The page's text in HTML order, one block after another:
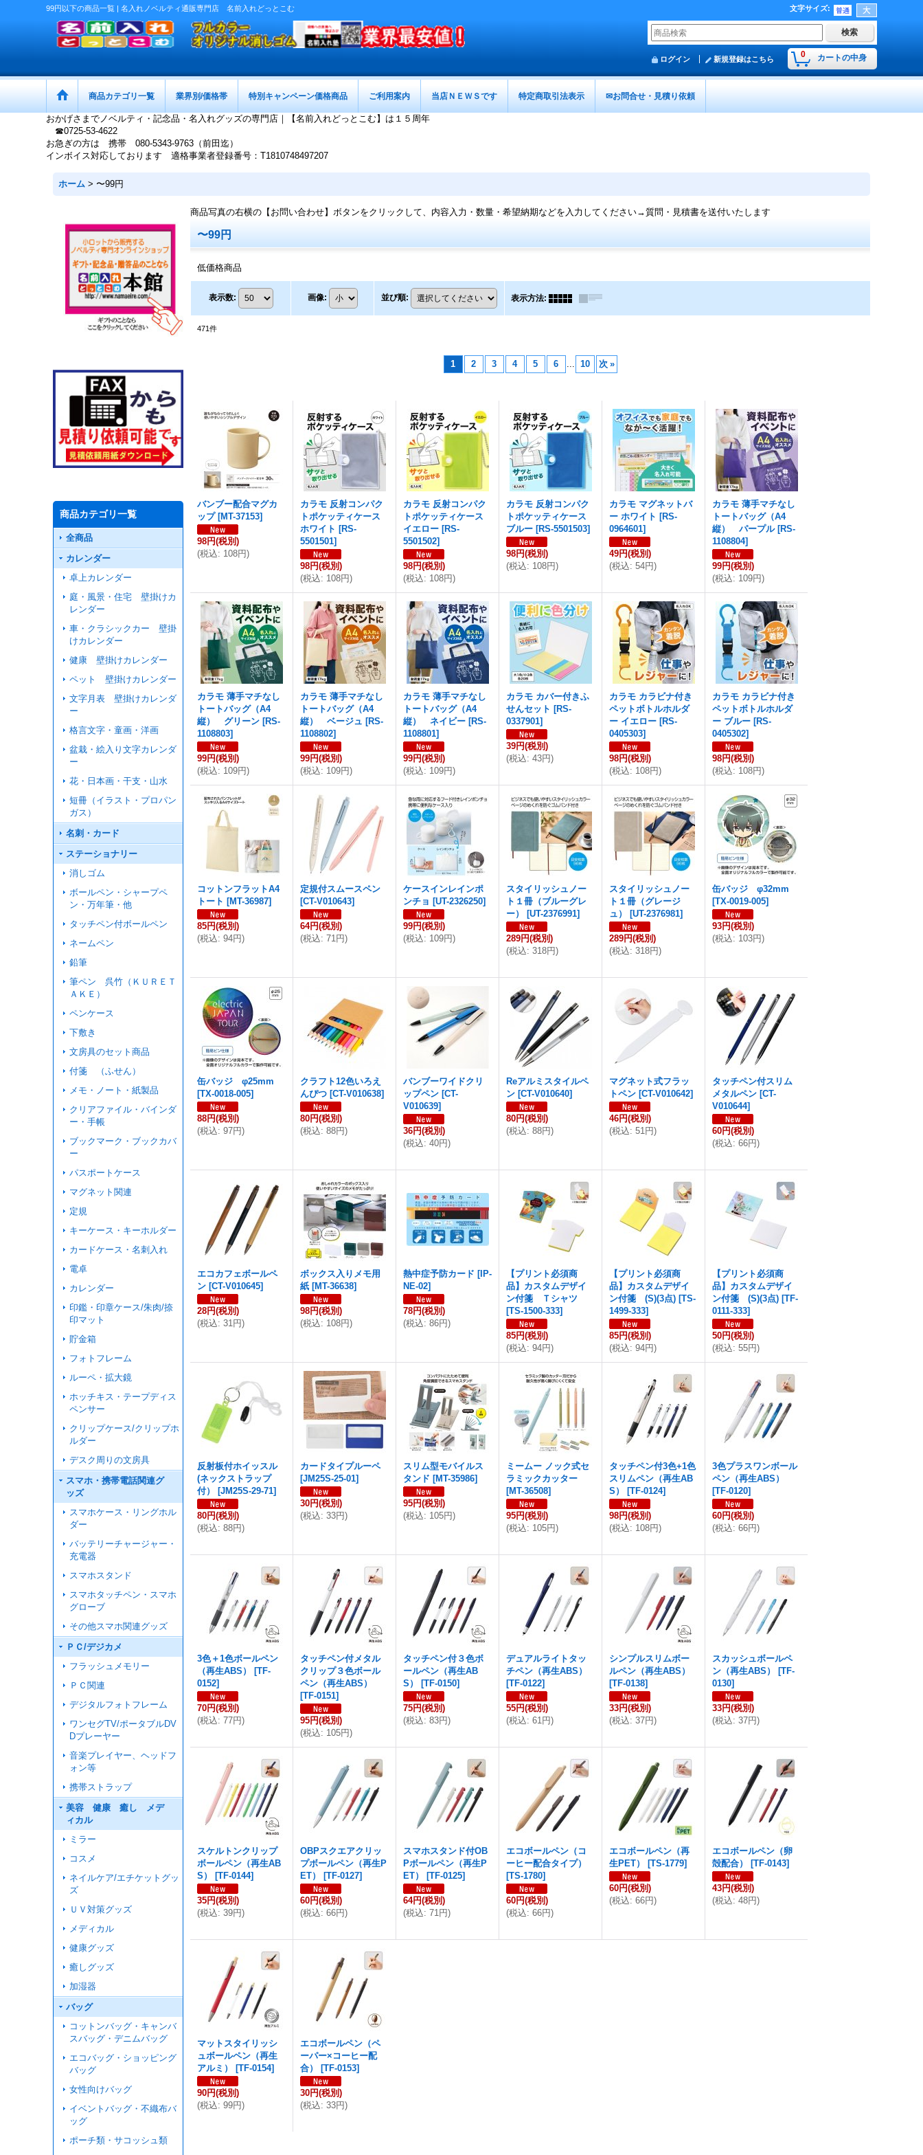
99円以下の商品一覧 | 名入れノベルティ通販専門店 名前入れどっとこむ 文字サイズ:
0 カートの中身
ログイン 新規登録はこちら
商品カテゴリ一覧 業界別/価格帯 特別キャンペーン価格商品 ご利用案内 当店ＮＥＷＳです 特定商取引法表示 ✉お問合せ・見積り依頼
おかげさまでノベルティ・記念品・名入れグッズの専門店｜【名前入れどっとこむ】は１５周年
☎0725-53-4622
お急ぎの方は 携帯 080-5343-9763（前田迄）
インボイス対応しております 適格事業者登録番号：T1810748497207
ホーム > 〜99円
商品カテゴリ一覧
全商品
カレンダー
卓上カレンダー
庭・風景・住宅 壁掛けカ
レンダー
車・クラシックカー 壁掛
けカレンダー
健康 壁掛けカレンダー
ペット 壁掛けカレンダー
文字月表 壁掛けカレンダ
ー
格言文字・童画・洋画
盆栽・絵入り文字カレンダ
ー
花・日本画・干支・山水
短冊（イラスト・プロパン
ガス）
名刺・カード
ステーショナリー
消しゴム
ボールペン・シャープペ
ン・万年筆・他
タッチペン付ボールペン
ネームペン
鉛筆
筆ペン 呉竹（ＫＵＲＥＴ
ＡＫＥ）
ペンケース
下敷き
文房具のセット商品
付箋 （ふせん）
メモ・ノート・紙製品
クリアファイル・バインダ
ー・手帳
ブックマーク・ブックカバ
ー
パスポートケース
マグネット関連
定規
キーケース・キーホルダー
カードケース・名刺入れ
電卓
カレンダー
印鑑・印章ケース/朱肉/捺
印マット
貯金箱
フォトフレーム
ルーペ・拡大鏡
ホッチキス・テープディス
ペンサー
クリップケース/クリップホ
ルダー
デスク周りの文房具
スマホ・携帯電話関連グ
ッズ
スマホケース・リングホル
ダー
バッテリーチャージャー・
充電器
スマホスタンド
スマホタッチペン・スマホ
グローブ
その他スマホ関連グッズ
ＰＣ/デジカメ
フラッシュメモリー
ＰＣ関連
デジタルフォトフレーム
ワンセグTV/ポータブルDV
Dプレーヤー
音楽プレイヤー、ヘッドフ
ォン等
携帯ストラップ
美容 健康 癒し メデ
ィカル
ミラー
コスメ
ネイルケア/エチケットグッ
ズ
ＵＶ対策グッズ
メディカル
健康グッズ
癒しグッズ
加湿器
バッグ
コットンバッグ・キャンバ
スバッグ・デニムバッグ
エコバッグ・ショッピング
バッグ
女性向けバッグ
イベントバッグ・不織布バ
ッグ
ポーチ類・サコッシュ類
商品写真の右横の【お問い合わせ】ボタンをクリックして、内容入力・数量・希望納期などを入力してください→質問・見積書を送付いたします
〜99円
低価格商品
表示数: 画像: 並び順: 表示方法:
471件
1 2 3 4 5 6 ... 10 次 »
バンブー配合マグカ
ップ [MT-37153]
98円(税別)
(税込: 108円)
カラモ 反射コンパク
トポケッティケース
ホワイト [RS-
5501501]
98円(税別)
(税込: 108円)
カラモ 反射コンパク
トポケッティケース
イエロー [RS-
5501502]
98円(税別)
(税込: 108円)
カラモ 反射コンパク
トポケッティケース
ブルー [RS-5501503]
98円(税別)
(税込: 108円)
カラモ マグネットバ
ー ホワイト [RS-
0964601]
49円(税別)
(税込: 54円)
カラモ 薄手マチなし
トートバッグ（A4
縦） パープル [RS-
1108804]
99円(税別)
(税込: 109円)
カラモ 薄手マチなし
トートバッグ（A4
縦） グリーン [RS-
1108803]
99円(税別)
(税込: 109円)
カラモ 薄手マチなし
トートバッグ（A4
縦） ベージュ [RS-
1108802]
99円(税別)
(税込: 109円)
カラモ 薄手マチなし
トートバッグ（A4
縦） ネイビー [RS-
1108801]
99円(税別)
(税込: 109円)
カラモ カバー付きふ
せんセット [RS-
0337901]
39円(税別)
(税込: 43円)
カラモ カラビナ付き
ペットボトルホルダ
ー イエロー [RS-
0405303]
98円(税別)
(税込: 108円)
カラモ カラビナ付き
ペットボトルホルダ
ー ブルー [RS-
0405302]
98円(税別)
(税込: 108円)
コットンフラットA4
トート [MT-36987]
85円(税別)
(税込: 94円)
定規付スムースペン
[CT-V010643]
64円(税別)
(税込: 71円)
ケースインレインポ
ンチョ [UT-2326250]
99円(税別)
(税込: 109円)
スタイリッシュノー
ト１冊（ブルーグレ
ー）
[UT-2376991]
289円(税別)
(税込: 318円)
スタイリッシュノー
ト１冊（グレージ
ュ）
[UT-2376981]
289円(税別)
(税込: 318円)
缶バッジ φ32mm
[TX-0019-005]
93円(税別)
(税込: 103円)
缶バッジ φ25mm
[TX-0018-005]
88円(税別)
(税込: 97円)
クラフト12色いろえ
んぴつ [CT-V010638]
80円(税別)
(税込: 88円)
バンブーワイドクリ
ップペン [CT-
V010639]
36円(税別)
(税込: 40円)
Reアルミスタイルペ
ン [CT-V010640]
80円(税別)
(税込: 88円)
マグネット式フラッ
トペン [CT-V010642]
46円(税別)
(税込: 51円)
タッチペン付スリム
メタルペン [CT-
V010644]
60円(税別)
(税込: 66円)
エコカフェボールペ
ン [CT-V010645]
28円(税別)
(税込: 31円)
ボックス入りメモ用
紙 [MT-36638]
98円(税別)
(税込: 108円)
熱中症予防カード [IP-
NE-02]
78円(税別)
(税込: 86円)
【プリント必須商
品】カスタムデザイ
ン付箋 Ｔシャツ
[TS-1500-333]
85円(税別)
(税込: 94円)
【プリント必須商
品】カスタムデザイ
ン付箋 (S)(3点) [TS-
1499-333]
85円(税別)
(税込: 94円)
【プリント必須商
品】カスタムデザイ
ン付箋 (S)(3点) [TF-
0111-333]
50円(税別)
(税込: 55円)
反射板付ホイッスル
(ネックストラップ
付）
[JM25S-29-71]
80円(税別)
(税込: 88円)
カードタイプルーペ
[JM25S-25-01]
30円(税別)
(税込: 33円)
スリム型モバイルス
タンド [MT-35986]
95円(税別)
(税込: 105円)
ミームー ノック式セ
ラミックカッター
[MT-36508]
95円(税別)
(税込: 105円)
タッチペン付3色+1色
スリムペン（再生AB
S）
[TF-0124]
98円(税別)
(税込: 108円)
3色プラスワンボール
ペン（再生ABS）
[TF-0120]
60円(税別)
(税込: 66円)
3色＋1色ボールペン
（再生ABS）
[TF-
0152]
70円(税別)
(税込: 77円)
タッチペン付メタル
クリップ３色ボール
ペン（再生ABS）
[TF-0151]
95円(税別)
(税込: 105円)
タッチペン付３色ボ
ールペン（再生AB
S）
[TF-0150]
75円(税別)
(税込: 83円)
デュアルライトタッ
チペン（再生ABS）
[TF-0122]
55円(税別)
(税込: 61円)
シンプルスリムボー
ルペン（再生ABS）
[TF-0138]
33円(税別)
(税込: 37円)
スカッシュボールペ
ン（再生ABS）
[TF-
0130]
33円(税別)
(税込: 37円)
スケルトンクリップ
ボールペン（再生AB
S）
[TF-0144]
35円(税別)
(税込: 39円)
OBPスクエアクリッ
プボールペン（再生P
ET）
[TF-0127]
60円(税別)
(税込: 66円)
スマホスタンド付OB
Pボールペン（再生P
ET）
[TF-0125]
64円(税別)
(税込: 71円)
エコボールペン（コ
ーヒー配合タイプ）
[TS-1780]
60円(税別)
(税込: 66円)
エコボールペン（再
生PET）
[TS-1779]
60円(税別)
(税込: 66円)
エコボールペン（卵
殻配合）
[TF-0143]
43円(税別)
(税込: 48円)
マットスタイリッシ
ュボールペン（再生
アルミ）
[TF-0154]
90円(税別)
(税込: 99円)
エコボールペン（ペ
ーパー×コーヒー配
合）
[TF-0153]
30円(税別)
(税込: 33円)